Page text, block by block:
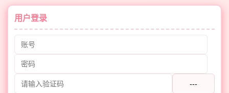
用户登录
---